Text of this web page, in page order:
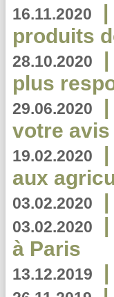
16.11.2020 |
produits
28.10.2020 |
plus
29.06.2020 |
votre
19.02.2020 |
aux
03.02.2020 |
03.02.2020 |
à Paris
13.12.2019 |